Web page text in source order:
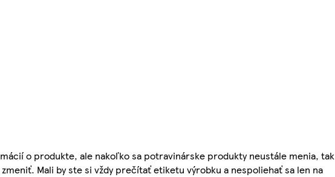
o produkte, ale nakoľko sa potravinárske produkty neustále menia, tak
Mali by ste si vždy prečítať etiketu výrobku a nespoliehať sa len na